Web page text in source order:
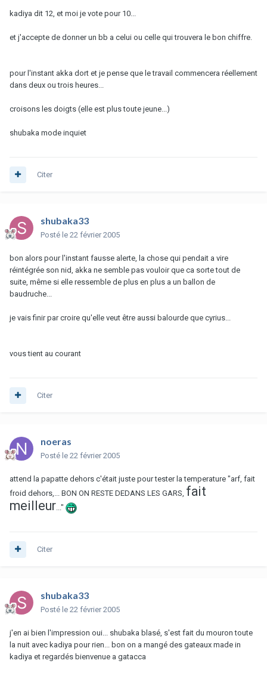
kadiya dit 12, et moi je vote pour 10...
et j'accepte de donner un bb a celui ou celle qui trouvera le bon chiffre.
pour l'instant akka dort et je pense que le travail commencera réellement
dans deux ou trois heures...
croisons les doigts (elle est plus toute jeune...)
shubaka mode inquiet
Citer
shubaka33
Posté le 22 février 2005
bon alors pour l'instant fausse alerte, la chose qui pendait a vire
réintégrée son nid, akka ne semble pas vouloir que ca sorte tout de
suite, même si elle ressemble de plus en plus a un ballon de
baudruche...
je vais finir par croire qu'elle veut être aussi balourde que cyrius...
vous tient au courant
Citer
noeras
Posté le 22 février 2005
attend la papatte dehors c'était juste pour tester la temperature "arf, fait
froid dehors,... BON ON RESTE DEDANS LES GARS, fait
meilleur..."
Citer
shubaka33
Posté le 22 février 2005
j'en ai bien l'impression oui... shubaka blasé, s'est fait du mouron toute
la nuit avec kadiya pour rien... bon on a mangé des gateaux made in
kadiya et regardés bienvenue a gatacca